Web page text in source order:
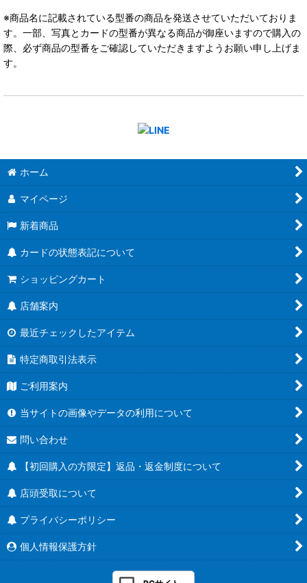
※商品名に記載されている型番の商品を発送させていただいておりま
す。一部、写真とカードの型番が異なる商品が御座いますので購入の
際、必ず商品の型番をご確認していただきますようお願い申し上げま
す。
ホーム
マイページ
新着商品
カードの状態表記について
ショッピングカート
店舗案内
最近チェックしたアイテム
特定商取引法表示
ご利用案内
当サイトの画像やデータの利用について
問い合わせ
【初回購入の方限定】返品・返金制度について
店頭受取について
プライバシーポリシー
個人情報保護方針